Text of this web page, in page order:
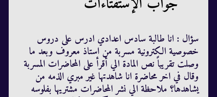
سؤال : انا طالبة سادس اعدادي ادرس على دروس
خصوصية الكترونية مسربة من استاذ معروف وبعد ما
وصلت تقريباً نص المادة الي أقرأ على المحاضرات المسربة
وقال في اخر محاضرة انا شاهدتها غير مبري الذمه من
يشاهدها؟ ملاحظة الي نشر المحاضرات مشتريها بفلوسه